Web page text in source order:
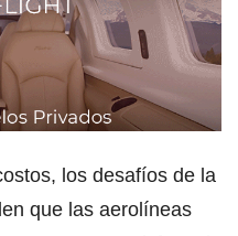
los desafíos de la
que las aerolíneas